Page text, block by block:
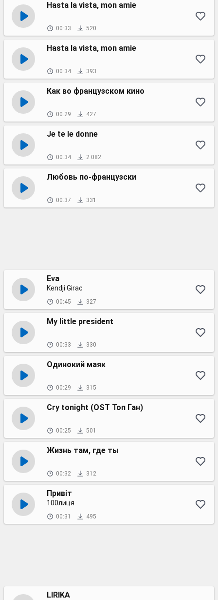
Hasta la vista, mon amie
00:33 520
Hasta la vista, mon amie
00:34 393
Как во французском кино
00:29 427
Je te le donne
00:34 2 082
Любовь по-французски
00:37 331
Eva
Kendji Girac
00:45 327
My little president
00:33 330
Одинокий маяк
00:29 315
Cry tonight (OST Топ Ган)
00:25 501
Жизнь там, где ты
00:32 312
Привіт
100лиця
00:31 495
LIRIKA